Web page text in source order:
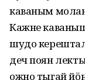
каваным
Кажне
шудо
деч поян
ожно тыгай